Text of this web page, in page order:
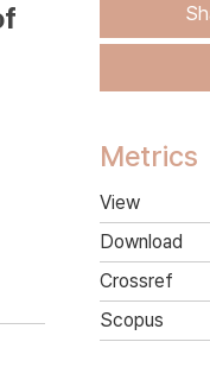
Metrics
View
Download
Crossref
Scopus